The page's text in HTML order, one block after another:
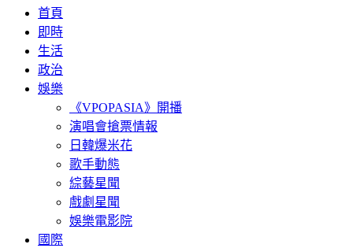
首頁
即時
生活
政治
娛樂
《VPOPASIA》開播
演唱會搶票情報
日韓爆米花
歌手動態
綜藝星聞
戲劇星聞
娛樂電影院
國際